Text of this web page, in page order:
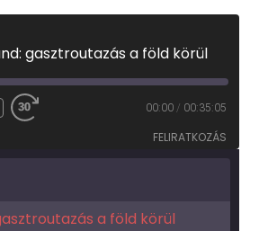
gasztroutazás a föld körül
00:00 / 00:35:05
FELIRATKOZÁS
a föld körül